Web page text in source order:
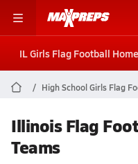
IL Girls Flag Football Home
High School Girls Flag
Illinois Flag
Teams